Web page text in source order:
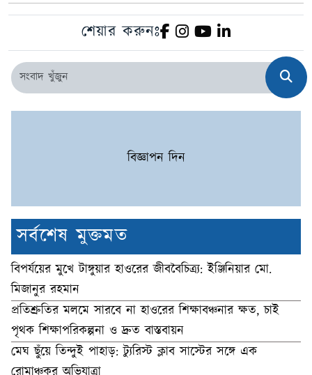
শেয়ার করুনঃ
বিজ্ঞাপন দিন
সর্বশেষ মুক্তমত
বিপর্যয়ের মুখে টাঙ্গুয়ার হাওরের জীববৈচিত্র্য: ইঞ্জিনিয়ার মো.
মিজানুর রহমান
প্রতিশ্রুতির মলমে সারবে না হাওরের শিক্ষাবঞ্চনার ক্ষত, চাই
পৃথক শিক্ষাপরিকল্পনা ও দ্রুত বাস্তবায়ন
মেঘ ছুঁয়ে তিন্দুই পাহাড়: ট্যুরিস্ট ক্লাব সাস্টের সঙ্গে এক